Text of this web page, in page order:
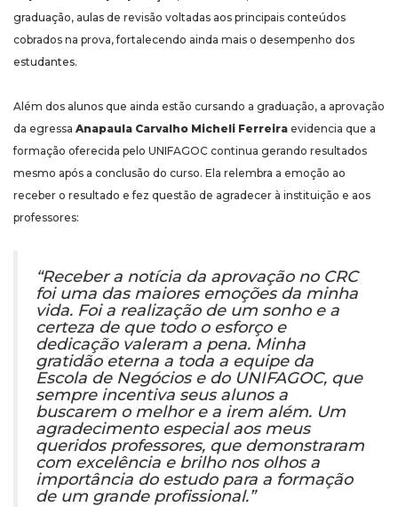
graduação, aulas de revisão voltadas aos principais conteúdos
cobrados na prova, fortalecendo ainda mais o desempenho dos
estudantes.
Além dos alunos que ainda estão cursando a graduação, a aprovação
da egressa Anapaula Carvalho Micheli Ferreira evidencia que a
formação oferecida pelo UNIFAGOC continua gerando resultados
mesmo após a conclusão do curso. Ela relembra a emoção ao
receber o resultado e fez questão de agradecer à instituição e aos
professores:
“Receber a notícia da aprovação no CRC
foi uma das maiores emoções da minha
vida. Foi a realização de um sonho e a
certeza de que todo o esforço e
dedicação valeram a pena. Minha
gratidão eterna a toda a equipe da
Escola de Negócios e do UNIFAGOC, que
sempre incentiva seus alunos a
buscarem o melhor e a irem além. Um
agradecimento especial aos meus
queridos professores, que demonstraram
com excelência e brilho nos olhos a
importância do estudo para a formação
de um grande profissional.”